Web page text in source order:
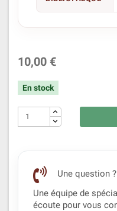
10,00 €
En stock
Une question
Une équipe de
écoute pour vous